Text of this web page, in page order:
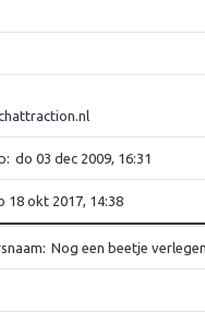
do 03 dec 2009, 16:31
18 okt 2017, 14:38
Nog een beetje verlegen